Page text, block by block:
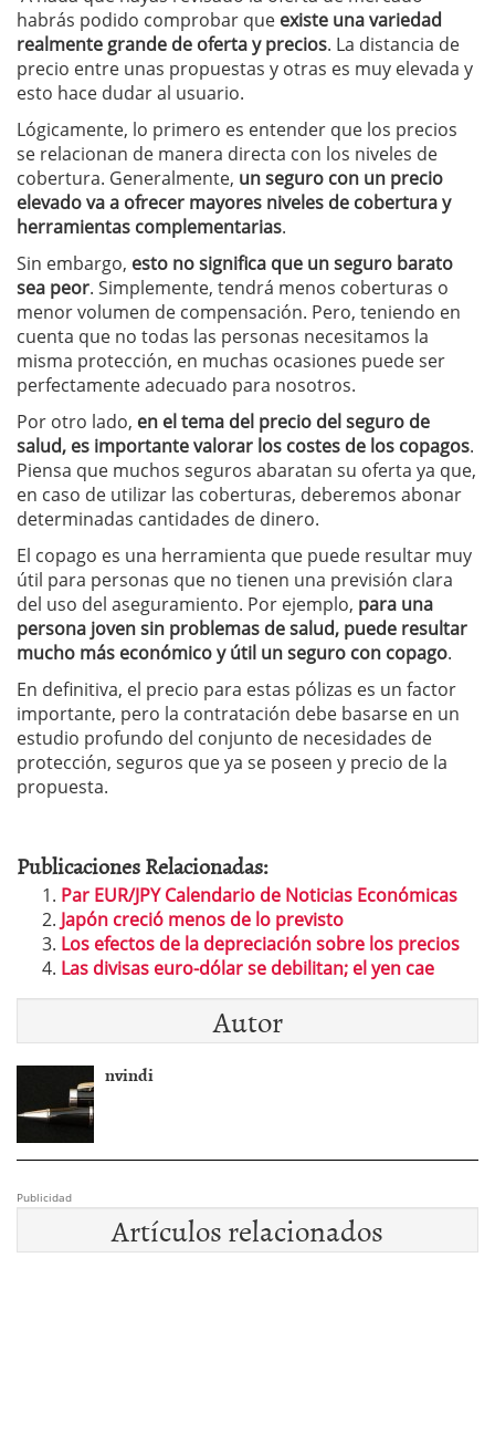
habrás podido comprobar que existe una variedad
realmente grande de oferta y precios. La distancia de
precio entre unas propuestas y otras es muy elevada y
esto hace dudar al usuario.
Lógicamente, lo primero es entender que los precios
se relacionan de manera directa con los niveles de
cobertura. Generalmente, un seguro con un precio
elevado va a ofrecer mayores niveles de cobertura y
herramientas complementarias.
Sin embargo, esto no significa que un seguro barato
sea peor. Simplemente, tendrá menos coberturas o
menor volumen de compensación. Pero, teniendo en
cuenta que no todas las personas necesitamos la
misma protección, en muchas ocasiones puede ser
perfectamente adecuado para nosotros.
Por otro lado, en el tema del precio del seguro de
salud, es importante valorar los costes de los copagos.
Piensa que muchos seguros abaratan su oferta ya que,
en caso de utilizar las coberturas, deberemos abonar
determinadas cantidades de dinero.
El copago es una herramienta que puede resultar muy
útil para personas que no tienen una previsión clara
del uso del aseguramiento. Por ejemplo, para una
persona joven sin problemas de salud, puede resultar
mucho más económico y útil un seguro con copago.
En definitiva, el precio para estas pólizas es un factor
importante, pero la contratación debe basarse en un
estudio profundo del conjunto de necesidades de
protección, seguros que ya se poseen y precio de la
propuesta.
Publicaciones Relacionadas:
Par EUR/JPY Calendario de Noticias Económicas
Japón creció menos de lo previsto
Los efectos de la depreciación sobre los precios
Las divisas euro-dólar se debilitan; el yen cae
Autor
nvindi
Publicidad
Artículos relacionados